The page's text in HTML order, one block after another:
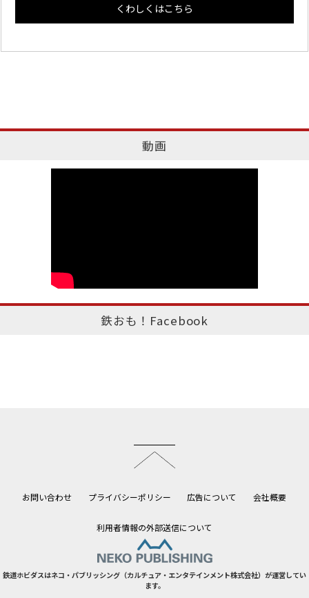
くわしくはこちら
動画
鉄おも！Facebook
お問い合わせ プライバシーポリシー 広告について 会社概要
利用者情報の外部送信について
鉄道ホビダスはネコ・パブリッシング（カルチュア・エンタテインメント株式会社）が運営してい
ます。